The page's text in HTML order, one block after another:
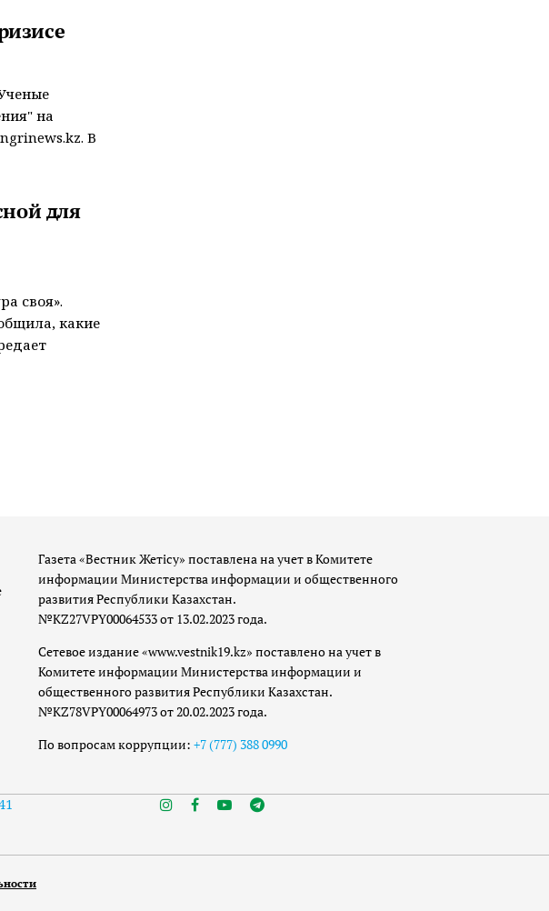
на
В
для
своя».
какие
Газета «Вестник Жетісу» поставлена на учет в Комитете
информации Министерства информации и общественного
развития Республики Казахстан.
№KZ27VPY00064533 от 13.02.2023 года.
Сетевое издание «www.vestnik19.kz» поставлено на учет в
Комитете информации Министерства информации и
общественного развития Республики Казахстан.
№KZ78VPY00064973 от 20.02.2023 года.
По вопросам коррупции: +7 (777) 388 0990